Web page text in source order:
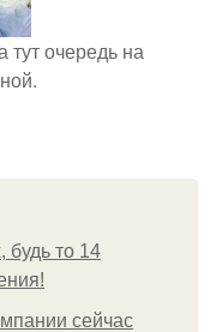
очередь на
то 14
сейчас